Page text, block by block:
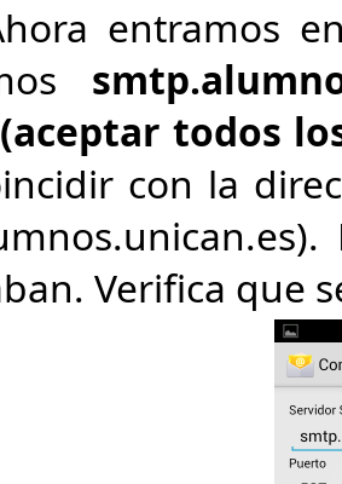
entramos
smtp
todos
con la
Verifica que